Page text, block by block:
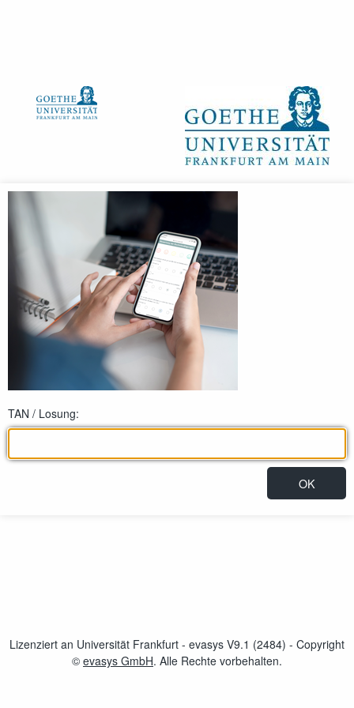
Anmeldebildschirm
TAN / Losung:
Lizenziert an Universität Frankfurt - evasys V9.1 (2484) - Copyright
© evasys GmbHöffnet im neuen Fenster
. Alle Rechte vorbehalten.